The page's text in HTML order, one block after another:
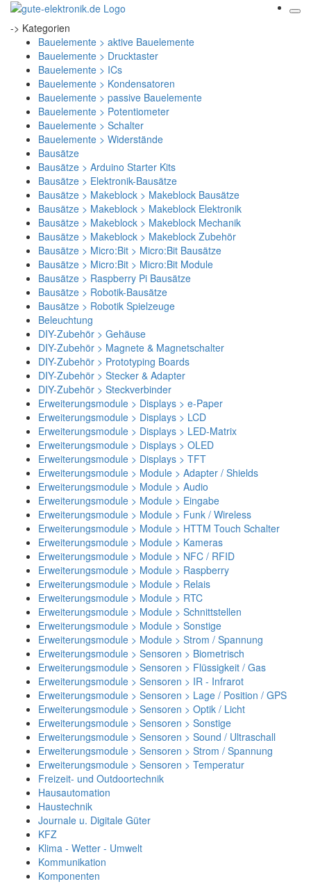
-> Kategorien
Bauelemente > aktive Bauelemente
Bauelemente > Drucktaster
Bauelemente > ICs
Bauelemente > Kondensatoren
Bauelemente > passive Bauelemente
Bauelemente > Potentiometer
Bauelemente > Schalter
Bauelemente > Widerstände
Bausätze
Bausätze > Arduino Starter Kits
Bausätze > Elektronik-Bausätze
Bausätze > Makeblock > Makeblock Bausätze
Bausätze > Makeblock > Makeblock Elektronik
Bausätze > Makeblock > Makeblock Mechanik
Bausätze > Makeblock > Makeblock Zubehör
Bausätze > Micro:Bit > Micro:Bit Bausätze
Bausätze > Micro:Bit > Micro:Bit Module
Bausätze > Raspberry Pi Bausätze
Bausätze > Robotik-Bausätze
Bausätze > Robotik Spielzeuge
Beleuchtung
DIY-Zubehör > Gehäuse
DIY-Zubehör > Magnete & Magnetschalter
DIY-Zubehör > Prototyping Boards
DIY-Zubehör > Stecker & Adapter
DIY-Zubehör > Steckverbinder
Erweiterungsmodule > Displays > e-Paper
Erweiterungsmodule > Displays > LCD
Erweiterungsmodule > Displays > LED-Matrix
Erweiterungsmodule > Displays > OLED
Erweiterungsmodule > Displays > TFT
Erweiterungsmodule > Module > Adapter / Shields
Erweiterungsmodule > Module > Audio
Erweiterungsmodule > Module > Eingabe
Erweiterungsmodule > Module > Funk / Wireless
Erweiterungsmodule > Module > HTTM Touch Schalter
Erweiterungsmodule > Module > Kameras
Erweiterungsmodule > Module > NFC / RFID
Erweiterungsmodule > Module > Raspberry
Erweiterungsmodule > Module > Relais
Erweiterungsmodule > Module > RTC
Erweiterungsmodule > Module > Schnittstellen
Erweiterungsmodule > Module > Sonstige
Erweiterungsmodule > Module > Strom / Spannung
Erweiterungsmodule > Sensoren > Biometrisch
Erweiterungsmodule > Sensoren > Flüssigkeit / Gas
Erweiterungsmodule > Sensoren > IR - Infrarot
Erweiterungsmodule > Sensoren > Lage / Position / GPS
Erweiterungsmodule > Sensoren > Optik / Licht
Erweiterungsmodule > Sensoren > Sonstige
Erweiterungsmodule > Sensoren > Sound / Ultraschall
Erweiterungsmodule > Sensoren > Strom / Spannung
Erweiterungsmodule > Sensoren > Temperatur
Freizeit- und Outdoortechnik
Hausautomation
Haustechnik
Journale u. Digitale Güter
KFZ
Klima - Wetter - Umwelt
Kommunikation
Komponenten